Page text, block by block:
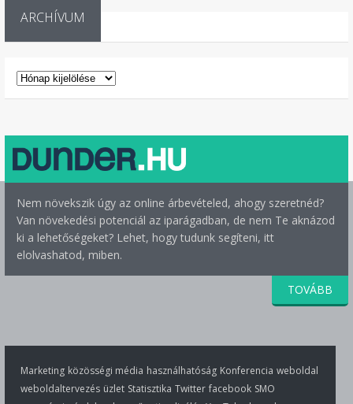
ARCHÍVUM
ARCHÍVUM
Nem növekszik úgy az online árbevételed, ahogy szeretnéd?
Van növekedési potenciál az iparágadban, de nem Te aknázod
ki a lehetőségeket? Lehet, hogy tudunk segíteni, itt
elolvashatod, miben.
TOVÁBB
Marketing közösségi média használhatóság Konferencia weboldal
weboldaltervezés üzlet Statisztika Twitter facebook SMO